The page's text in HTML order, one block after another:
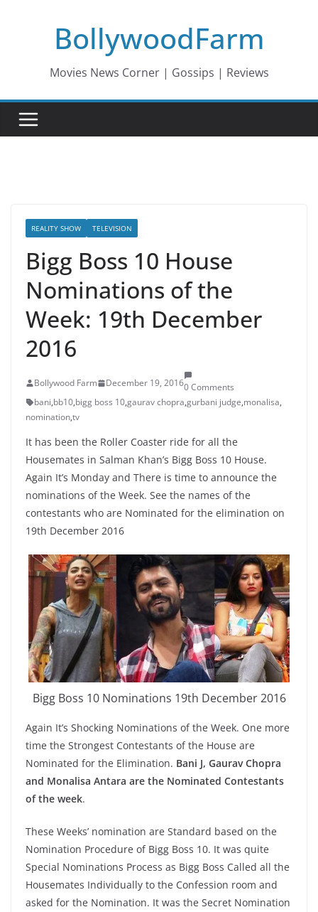
BollywoodFarm
Movies News Corner | Gossips | Reviews
REALITY SHOW TELEVISION
Bigg Boss 10 House
Nominations of the
Week: 19th December
2016
Bollywood Farm December 19, 20160 Comments
bani,bb10,bigg boss 10,gaurav chopra,gurbani judge,monalisa,
nomination,tv
It has been the Roller Coaster ride for all the
Housemates in Salman Khan’s Bigg Boss 10 House.
Again It’s Monday and There is time to announce the
nominations of the Week. See the names of the
contestants who are Nominated for the elimination on
19th December 2016
Bigg Boss 10 Nominations 19th December 2016
Again It’s Shocking Nominations of the Week. One more
time the Strongest Contestants of the House are
Nominated for the Elimination. Bani J, Gaurav Chopra
and Monalisa Antara are the Nominated Contestants
of the week.
These Weeks’ nomination are Standard based on the
Nomination Procedure of Bigg Boss 10. It was quite
Special Nominations Process as Bigg Boss Called all the
Housemates Individually to the Confession room and
asked for the Nomination. It was the Secret Nomination